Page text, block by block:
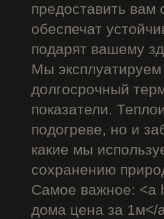
предоставить
обеспечат
подарят вашему
Мы
долгосрочный
показатели.
подогреве, но и
какие мы
сохранению
Самое важное: <a
дома цена за 1м</